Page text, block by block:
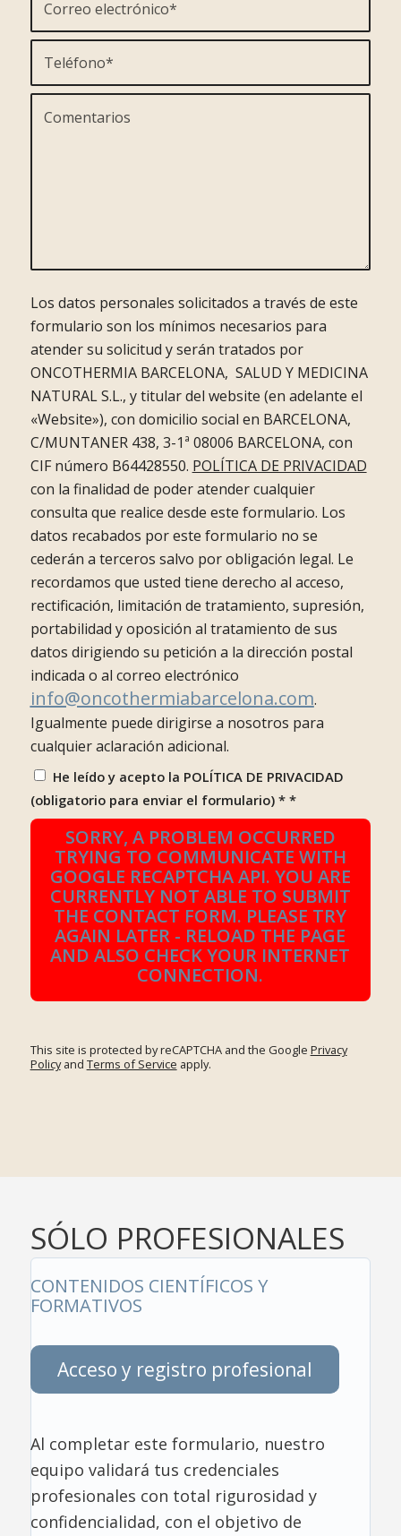
Los datos personales solicitados a través de este
formulario son los mínimos necesarios para
atender su solicitud y serán tratados por
ONCOTHERMIA BARCELONA, SALUD Y MEDICINA
NATURAL S.L., y titular del website (en adelante el
«Website»), con domicilio social en BARCELONA,
C/MUNTANER 438, 3-1ª 08006 BARCELONA, con
CIF número B64428550. POLÍTICA DE PRIVACIDAD
con la finalidad de poder atender cualquier
consulta que realice desde este formulario. Los
datos recabados por este formulario no se
cederán a terceros salvo por obligación legal. Le
recordamos que usted tiene derecho al acceso,
rectificación, limitación de tratamiento, supresión,
portabilidad y oposición al tratamiento de sus
datos dirigiendo su petición a la dirección postal
indicada o al correo electrónico
info@oncothermiabarcelona.com.
Igualmente puede dirigirse a nosotros para
cualquier aclaración adicional.
He leído y acepto la POLÍTICA DE PRIVACIDAD
(obligatorio para enviar el formulario) * *
SORRY, A PROBLEM OCCURRED
TRYING TO COMMUNICATE WITH
GOOGLE RECAPTCHA API. YOU ARE
CURRENTLY NOT ABLE TO SUBMIT
THE CONTACT FORM. PLEASE TRY
AGAIN LATER - RELOAD THE PAGE
AND ALSO CHECK YOUR INTERNET
CONNECTION.
This site is protected by reCAPTCHA and the Google Privacy
Policyand Terms of Service apply.
SÓLO PROFESIONALES
CONTENIDOS CIENTÍFICOS Y
FORMATIVOS
Acceso y registro profesional
Al completar este formulario, nuestro
equipo validará tus credenciales
profesionales con total rigurosidad y
confidencialidad, con el objetivo de